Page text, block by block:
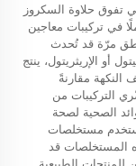
تفوق حلاوة السكروز
في تركيبات معاجين
مرّة قد تُحدث
أو الإريثريتول، ينتج
النكهة مقارنةً
التركيبات من
الصحية لصحة
مستخلصات
المستخلصات قد